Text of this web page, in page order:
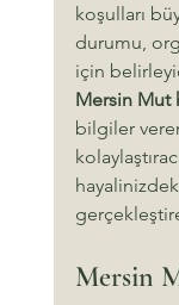
koşulları
durumu,
için
Mersin Mut
bilgiler
Mersin